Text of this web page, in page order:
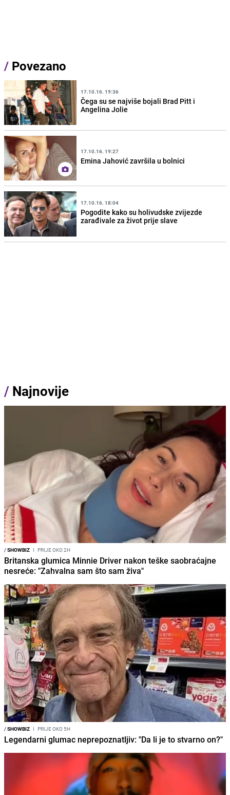
/ Povezano
17.10.16. 19:36
Čega su se najviše bojali Brad Pitt i
Angelina Jolie
17.10.16. 19:27
Emina Jahović završila u bolnici
17.10.16. 18:04
Pogodite kako su holivudske zvijezde
zarađivale za život prije slave
/ Najnovije
/SHOWBIZ I PRIJE OKO 2H
Britanska glumica Minnie Driver nakon teške saobraćajne
nesreće: "Zahvalna sam što sam živa"
/SHOWBIZ I PRIJE OKO 5H
Legendarni glumac neprepoznatljiv: "Da li je to stvarno on?"